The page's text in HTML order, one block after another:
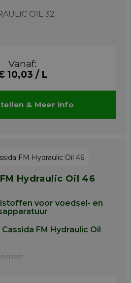
OIL 32
hydrostatische
Vanaf:
10,03 / L
& Meer info
FM Hydraulic Oil 46
voor voedsel- en
FM Hydraulic Oil